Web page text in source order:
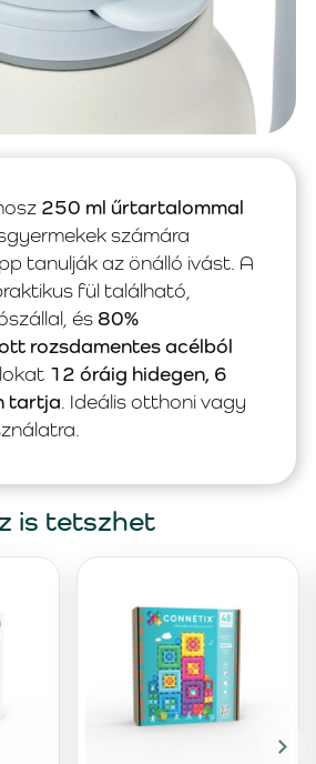
250 ml űrtartalommal
számára
tanulják az önálló ivást. A
fül található,
és80%
rozsdamentes acélból
12 óráig hidegen, 6
tartja. Ideális otthoni vagy
is tetszhet